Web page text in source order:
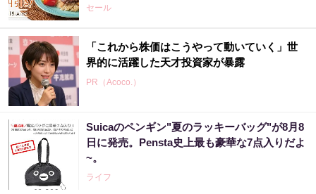
セール
「これから株価はこうやって動いていく」世
界的に活躍した天才投資家が暴露
PR（Acoco.）
Suicaのペンギン"夏のラッキーバッグ"が8月8
日に発売。Pensta史上最も豪華な7点入りだよ
~。
ライフ